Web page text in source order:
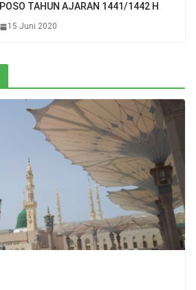
POSO TAHUN AJARAN 1441/1442 H
15 Juni 2020